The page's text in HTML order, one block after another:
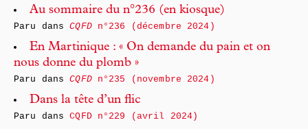
Au sommaire du n°236 (en kiosque)
Paru dansCQFDn°236 (décembre 2024)
En Martinique : « On demande du pain et on
nous donne du plomb »
Paru dansCQFDn°235 (novembre 2024)
Dans la tête d’un flic
Paru dansCQFD n°229 (avril 2024)